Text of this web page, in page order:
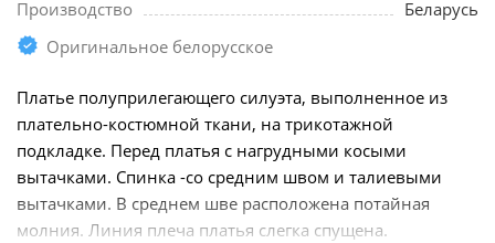
Производство
Беларусь
Оригинальное белорусское
Платье полуприлегающего силуэта, выполненное из
плательно-костюмной ткани, на трикотажной
подкладке. Перед платья с нагрудными косыми
вытачками. Спинка -со средним швом и талиевыми
вытачками. В среднем шве расположена потайная
молния. Линия плеча платья слегка спущена.